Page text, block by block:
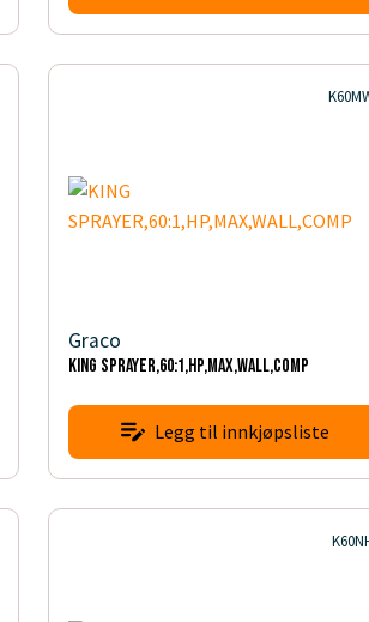
Graco
KING SPRAYER,60:1,HP,MAX,WALL,COMP
Legg til innkjøpsliste